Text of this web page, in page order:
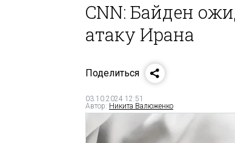
CNN: Байден
атаку Ирана
Поделиться
03.10.2024 12:51
Автор: Никита Валюженко